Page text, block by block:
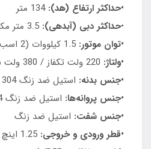
•حداکثر ارتفاع (هد):134 متر
•حداکثر دبی (آبدهی):
•توان موتور:
•ولتاژ: 220 ولت تکفاز / 380 ولت سه‌فاز
•جنس بدنه: استیل ضد زنگ 304
•جنس پروانه‌ها: استیل ضد زنگ 304
•جنس شفت: استیل ضد زنگ
•قطر ورودی و خروجی: 1.25 اینچ